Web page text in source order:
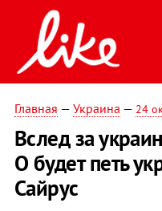
Главная — Украина — 24
Вслед за
О будет петь
Сайрус